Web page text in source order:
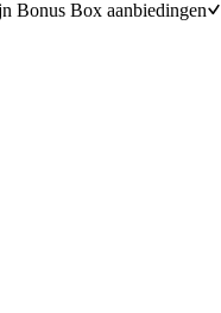
Bonus Box aanbiedingen